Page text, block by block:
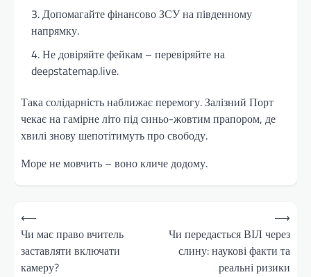
Допомагайте фінансово ЗСУ на південному
напрямку.
Не довіряйте фейкам – перевіряйте на
deepstatemap.live.
Така солідарність наближає перемогу. Залізний Порт
чекає на гамірне літо під синьо-жовтим прапором, де
хвилі знову шепотітимуть про свободу.
Море не мовчить – воно кличе додому.
Навігація
записів
⟵
Чи має право вчитель
заставляти включати
камеру?
Чи передається ВІЛ через
слину: наукові факти та
реальні ризики
⟶